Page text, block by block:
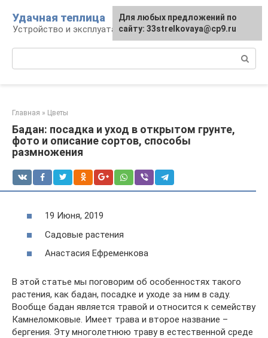
контенту
Удачная теплица
Устройство и эксплуатация теплиц
Главная » Цветы
Бадан: посадка и уход в открытом грунте,
фото и описание сортов, способы
размножения
19 Июня, 2019
Садовые растения
Анастасия Ефременкова
В этой статье мы поговорим об особенностях такого
растения, как бадан, посадке и уходе за ним в саду.
Вообще бадан является травой и относится к семейству
Камнеломковые. Имеет трава и второе название –
бергения. Эту многолетнюю траву в естественной среде
Для любых предложений по
сайту: 33strelkovaya@cp9.ru